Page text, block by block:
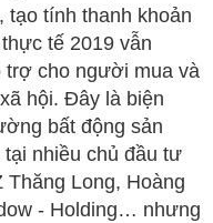
tạo tính thanh khoản
tế 2019 vẫn
trợ cho người mua và
hội. Đây là biện
bất động sản
nhiều chủ đầu tư
Long, Hoàng
- Holding… nhưng